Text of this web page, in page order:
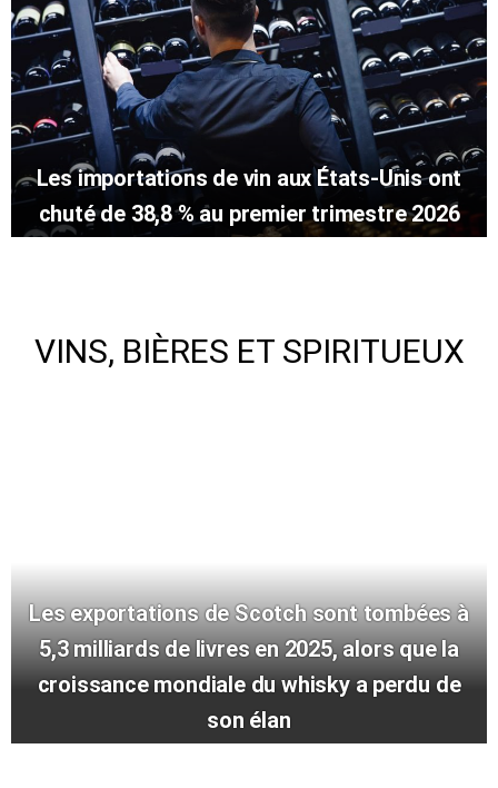
Les importations de vin aux États-Unis ont
chuté de 38,8 % au premier trimestre 2026
VINS, BIÈRES ET SPIRITUEUX
Les exportations de Scotch sont tombées à
5,3 milliards de livres en 2025, alors que la
croissance mondiale du whisky a perdu de
son élan